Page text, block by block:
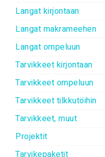
Langat kirjontaan
Langat makrameehen
Langat ompeluun
Tarvikkeet kirjontaan
Tarvikkeet ompeluun
Tarvikkeet tilkkutöihin
Tarvikkeet, muut
Projektit
Tarvikepaketit